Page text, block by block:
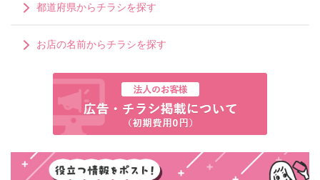
都道府県からチラシを探す
お店の名前からチラシを探す